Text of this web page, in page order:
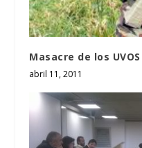
Masacre de los
abril 11, 2011